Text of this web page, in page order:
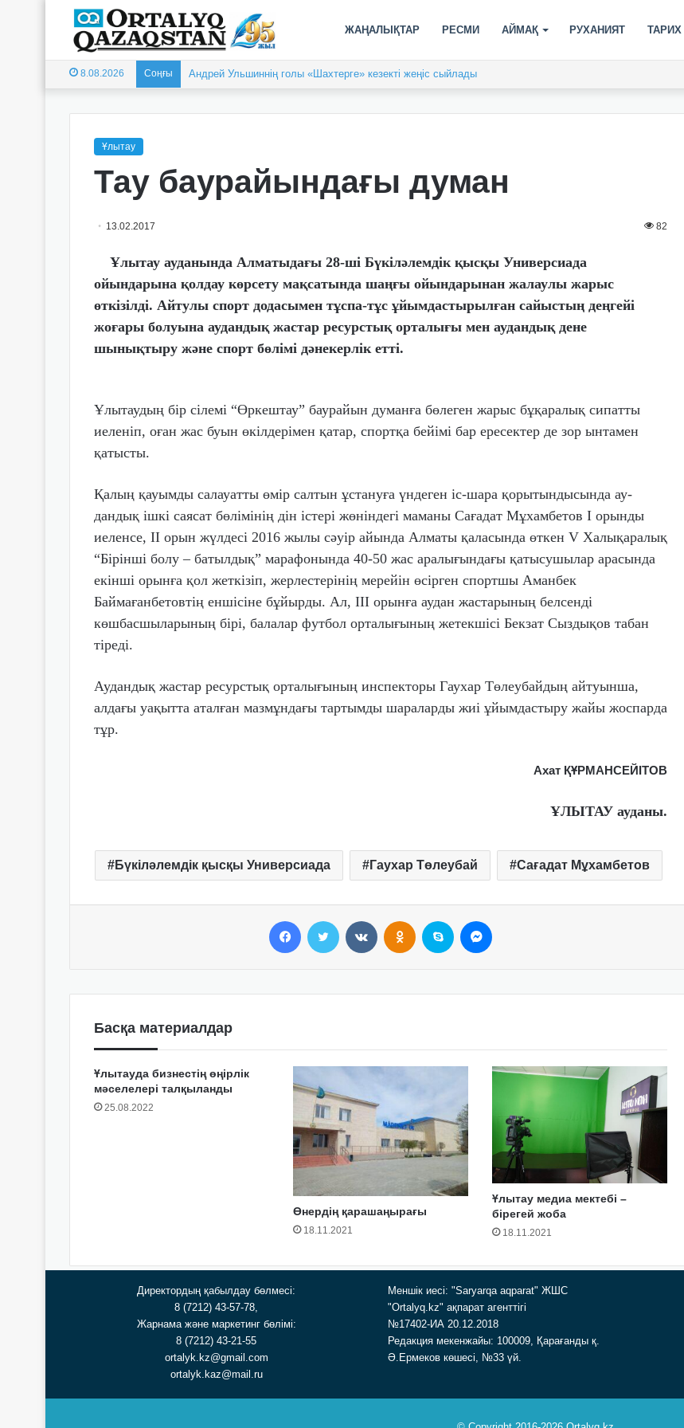
ЖАҢАЛЫҚТАР РЕСМИ АЙМАҚ РУХАНИЯТ ТАРИХ
8.08.2026 Соңғы Андрей Ульшиннің голы «Шахтерге» кезекті жеңіс сыйлады
Ұлытау
Тау баурайындағы думан
13.02.2017 82
Ұлытау ауданында Алматыдағы 28-ші Бүкіләлемдік қысқы Универсиада
ойындарына қолдау көрсету мақсатында шаңғы ойындарынан жалаулы жарыс
өткізілді. Айтулы спорт додасымен тұспа-тұс ұйымдастырылған сайыстың деңгейі
жоғары болуына аудандық жастар ресурстық орталығы мен аудандық дене
шынықтыру және спорт бөлімі дәнекерлік етті.
Ұлытаудың бір сілемі “Өркештау” бау­райын думанға бөлеген жарыс бұқа­ралық сипатты
иеленіп, оған жас буын өкілдерімен қатар, спортқа бейімі бар ересектер де зор ынтамен
қатысты.
Қалың қауымды салауатты өмір сал­тын ұстануға үн­деген іс-шара қо­ры­тындысында ау­
дандық ішкі саясат бөлімінің дін істері жөніндегі маманы Сағадат Мұxамбетов І орынды
иеленсе, II орын жүлдесі 2016 жылы сәуір айында Алматы қаласында өткен V Халықаралық
“Бірінші болу – батылдық” марафонында 40-50 жас аралығындағы қатысушылар арасында
екінші орынға қол жеткізіп, жерлестерінің мерейін өсірген спортшы Аманбек
Баймағанбетовтің еншісіне бұйырды. Ал, III орынға аудан жастарының белсенді
көшбасшыларының бірі, балалар футбол орталығының жетекшісі Бекзат Сыздықов табан
тіреді.
Аудандық жастар ресурстық орта­лығының инспекторы Гаухар Төлеубайдың айтуынша,
алдағы уақытта аталған маз­мұндағы тартымды шараларды жиі ұй­ымдастыру жайы жоспарда
тұр.
Ахат ҚҰРМАНСЕЙІТОВ
ҰЛЫТАУ ауданы.
Бүкіләлемдік қысқы Универсиада Гаухар Төлеубай Сағадат Мұxамбетов
Басқа материалдар
Ұлытауда бизнестің өңірлік
мәселелері талқыланды
25.08.2022
Өнердің қарашаңырағы
18.11.2021
Ұлытау медиа мектебі –
бірегей жоба
18.11.2021
Директордың қабылдау бөлмесі:
8 (7212) 43-57-78,
Жарнама және маркетинг бөлімі:
8 (7212) 43-21-55
ortalyk.kz@gmail.com
ortalyk.kaz@mail.ru
Меншік иесі: "Saryarqa aqparat" ЖШС
"Ortalyq.kz" ақпарат агенттігі
№17402-ИА 20.12.2018
Редакция мекенжайы: 100009, Қарағанды қ.
Ә.Ермеков көшесі, №33 үй.